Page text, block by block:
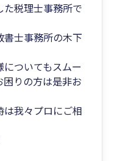
税理士事務所で
書士事務所の木下
ついてもスムー
りの方は是非お
は我々プロにご相